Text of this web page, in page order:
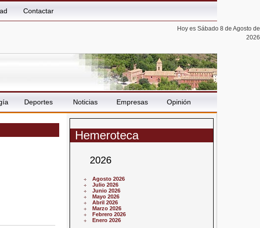
Contactar
Hoy es Sábado 8 de Agosto de
2026
Deportes Noticias Empresas Opinión
Hemeroteca
2026
Agosto 2026
Julio 2026
Junio 2026
Mayo 2026
Abril 2026
Marzo 2026
Febrero 2026
Enero 2026